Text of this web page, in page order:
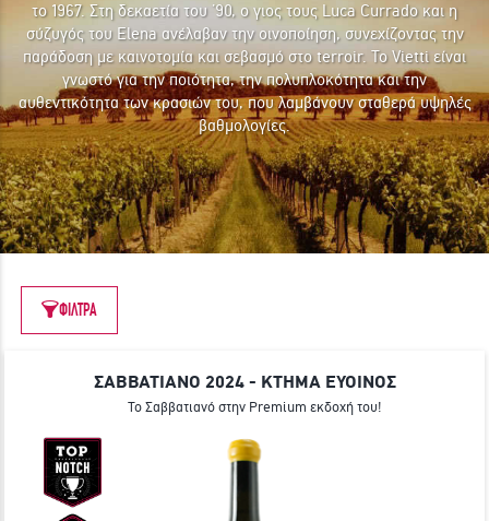
ΕΚΠΛΗΚΤΙΚΑ ΚΡΑΣΙΑ ΑΠΟ ΟΛΟ ΤΟΝ ΚΟΣΜΟ ΣΤΗΝ ΠΟΡΤΑ ΣΟΥ ΣΕ
ΜΟΝΑΔΙΚΕΣ ΠΡΟΣΦΟΡΕΣ!
ΓΙΝΕ ΜΕΛΟΣ
το 1967. Στη δεκαετία του ’90, ο γιος τους Luca Currado και η
σύζυγός του Elena ανέλαβαν την οινοποίηση, συνεχίζοντας την
παράδοση με καινοτομία και σεβασμό στο terroir. Το Vietti είναι
γνωστό για την ποιότητα, την πολυπλοκότητα και την
αυθεντικότητα των κρασιών του, που λαμβάνουν σταθερά υψηλές
βαθμολογίες.
ΦΙΛΤΡΑ
ΣΑΒΒΑΤΙΑΝΟ 2024 - ΚΤΗΜΑ ΕΥΟΙΝΟΣ
Το Σαββατιανό στην Premium εκδοχή του!